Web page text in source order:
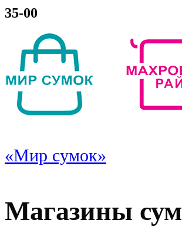
35-00
«Мир сумок»
Магазины